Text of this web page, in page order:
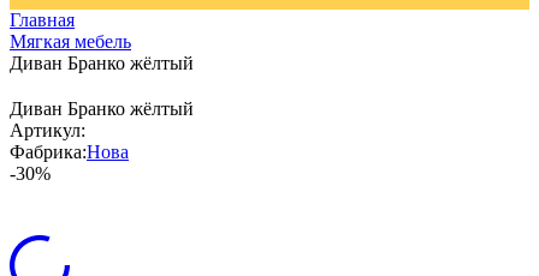
Главная
Мягкая мебель
Диван Бранко жёлтый
Диван Бранко жёлтый
Артикул:
Фабрика:Нова
-30%